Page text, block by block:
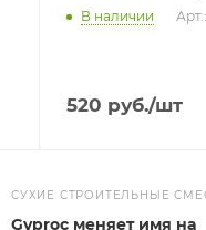
В наличии
520 руб./шт
СУХИЕ СТРОИТЕЛЬНЫЕ
Gyproc меняет имя на